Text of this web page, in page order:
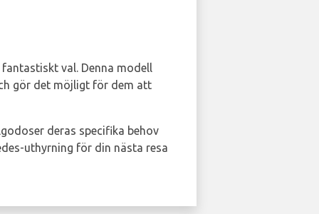
val. Denna modell
gör det möjligt för dem att
deras specifika behov
uthyrning för din nästa resa